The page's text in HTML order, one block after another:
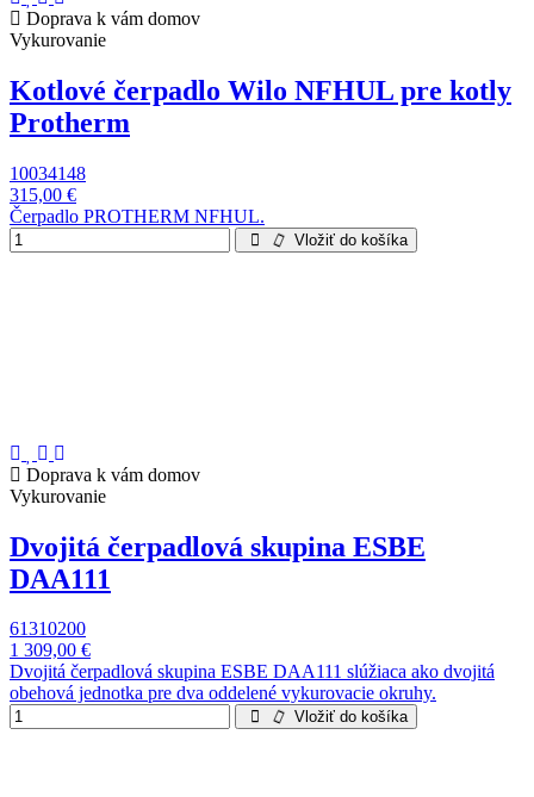
Doprava k vám domov
Vykurovanie
Kotlové čerpadlo Wilo NFHUL pre kotly
Protherm
10034148
315,00 €
Čerpadlo PROTHERM NFHUL.
Vložiť do košíka
Doprava k vám domov
Vykurovanie
Dvojitá čerpadlová skupina ESBE
DAA111
61310200
1 309,00 €
Dvojitá čerpadlová skupina ESBE DAA111 slúžiaca ako dvojitá
obehová jednotka pre dva oddelené vykurovacie okruhy.
Vložiť do košíka